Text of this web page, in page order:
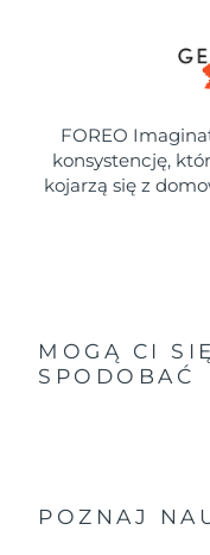
FOREO
konsystencję,
kojarzą się z
MOGĄ CI
SPODOBAĆ
POZNAJ